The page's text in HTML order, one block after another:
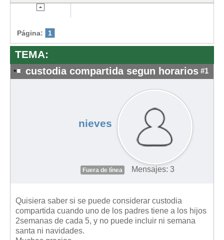
Página: 1
TEMA:
custodia compartida segun horarios #1
nieves
Fuera de línea Mensajes: 3
Quisiera saber si se puede considerar custodia
compartida cuando uno de los padres tiene a los hijos
2semanas de cada 5, y no puede incluir ni semana
santa ni navidades.